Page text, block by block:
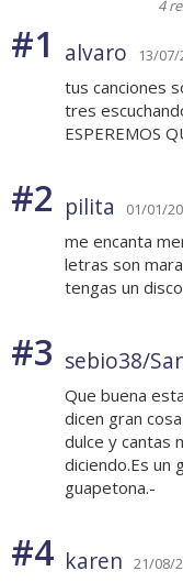
4
#1 alvaro 13/
tus canciones
tres
ESPEREMOS
#2 pilita 01/01/
me encanta
letras son
tengas un
#3 sebio38/
Que buena
dicen gran
dulce y cantas
diciendo.Es un
guapetona.-
#4 karen 21/08/